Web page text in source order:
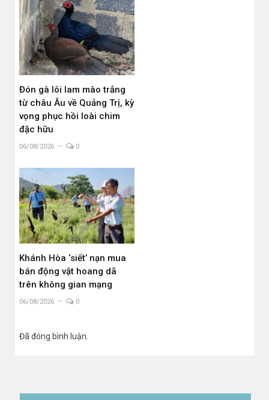
Đón gà lôi lam mào trắng
từ châu Âu về Quảng Trị, kỳ
vọng phục hồi loài chim
đặc hữu
06/08/2026 0
Khánh Hòa ‘siết’ nạn mua
bán động vật hoang dã
trên không gian mạng
06/08/2026 0
Đã đóng bình luận.